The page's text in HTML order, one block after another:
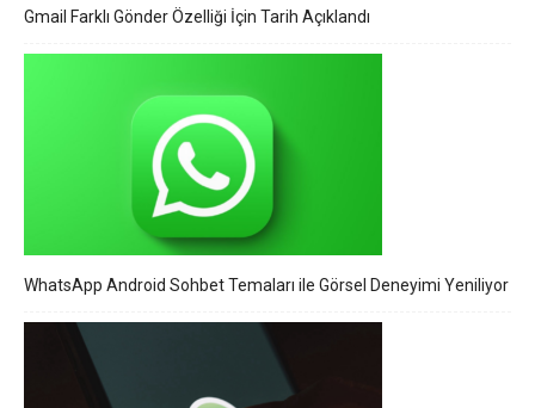
Gmail Farklı Gönder Özelliği İçin Tarih Açıklandı
WhatsApp Android Sohbet Temaları ile Görsel Deneyimi Yeniliyor